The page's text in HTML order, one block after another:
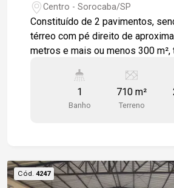
Centro - Sorocaba/SP
Constituído de 2 pavimentos,
térreo com pé direito de
metros e mais ou menos 300
m². O pavimento superior
além de hall, cozinha, lavanderia,
banheiros. O pavimento térreo
frente observa o imóvel
e à poucos metros de outro
1
Banho
710 m²
Terreno
Cód. 4247